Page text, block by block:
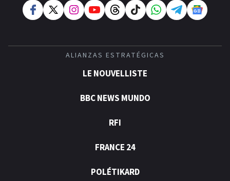
ALIANZAS ESTRATÉGICAS
LE NOUVELLISTE
BBC NEWS MUNDO
RFI
FRANCE 24
POLÉTIKARD